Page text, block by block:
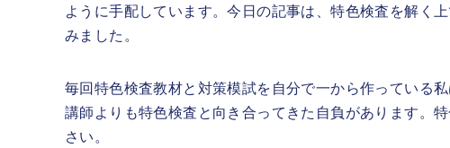
ように手配しています。今日の記事は、特色検査を解く
みました。
毎回特色検査教材と対策模試を自分で一から作っている
講師よりも特色検査と向き合ってきた自負があります。
さい。